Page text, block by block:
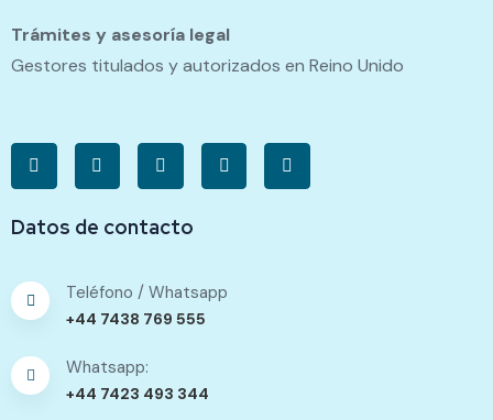
Trámites y asesoría legal
Gestores titulados y autorizados en Reino Unido
Datos de contacto
Teléfono / Whatsapp
+44 7438 769 555
Whatsapp:
+44 7423 493 344